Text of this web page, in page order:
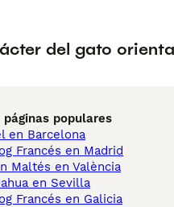
del gato
páginas populares
en Barcelona
Francés en Madrid
Maltés en València
en Sevilla
Francés en Galicia